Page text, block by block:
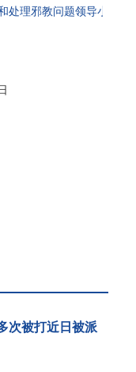
处理邪教问题领导小组
次被打近日被派